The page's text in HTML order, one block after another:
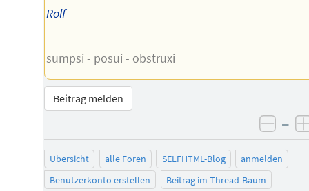
Rolf
--
sumpsi - posui - obstruxi
Beitrag melden
–
Übersicht alle Foren SELFHTML-Blog
anmelden
Benutzerkonto erstellen
Beitrag im Thread-Baum